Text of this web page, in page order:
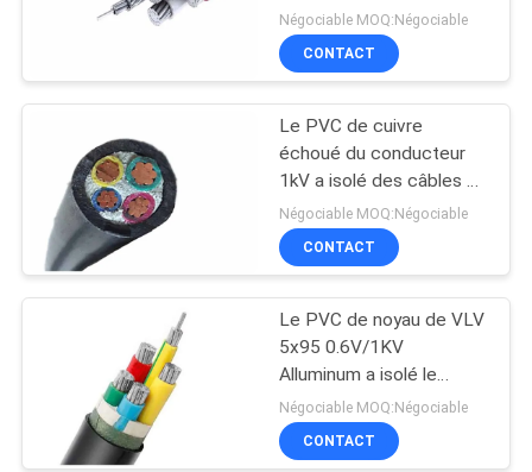
câble empaqueté
par antenne
Câble engainé par
caoutchouc
95
électrique de PVC
0.6/1KV
Négociable MOQ:Négociable
CONTACT
Le PVC de cuivre
échoué du conducteur
1kV a isolé des câbles et
a engainé le cable
électrique
Négociable MOQ:Négociable
CONTACT
Le PVC de noyau de VLV
5x95 0.6V/1KV
Alluminum a isolé le
souterrain électrique de
gaine de PVC de câble
Négociable MOQ:Négociable
CONTACT